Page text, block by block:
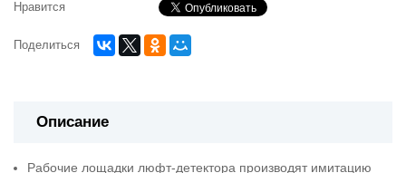
Нравится
Поделиться
Описание
Рабочие лощадки люфт-детектора производят имитацию